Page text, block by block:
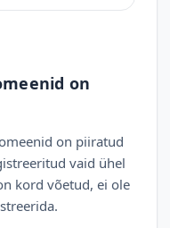
on
on piiratud
vaid ühel
kord võetud, ei ole